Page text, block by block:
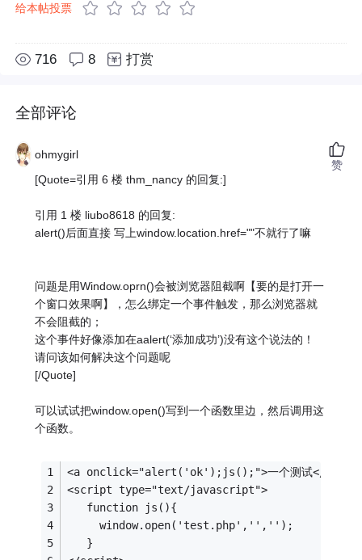
给本帖投票
716 8 打赏
全部评论
ohmygirl
[Quote=引用 6 楼 thm_nancy 的回复:]
引用 1 楼 liubo8618 的回复:
alert()后面直接 写上window.location.href=""不就行了嘛
问题是用Window.oprn()会被浏览器阻截啊【要的是打开一
个窗口效果啊】，怎么绑定一个事件触发，那么浏览器就
不会阻截的；
这个事件好像添加在aalert(‘添加成功’)没有这个说法的！
请问该如何解决这个问题呢
[/Quote]
可以试试把window.open()写到一个函数里边，然后调用这
个函数。
<a onclick="alert('ok');js();">一个测试</a>
<script type="text/javascript">
   function js(){
     window.open('test.php','','');
   }
赞